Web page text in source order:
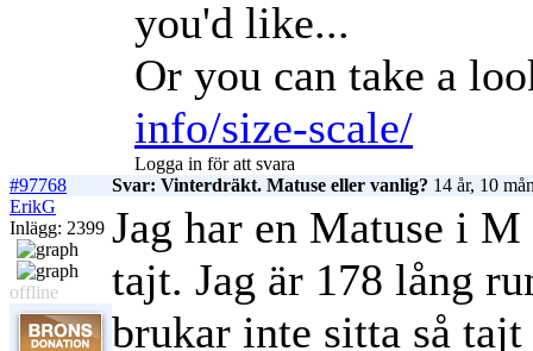
you'd like...
Or you can take a
info/size-scale/
Logga in för att svara
#97768
Svar: Vinterdräkt. Matuse eller vanlig? 14 år, 10
ErikG
Inlägg: 2399
offline
Jag har en Matuse i
tajt. Jag är 178 lång
brukar inte sitta så tajt